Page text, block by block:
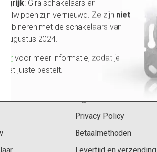
Algemene voorwaarden
Privacy Policy
Betaalmethoden
Levertijd en verzending
: Gira schakelaars en
zijn vernieuwd. Ze zijn niet
met de schakelaars van
augustus 2024.
hier voor meer informatie, zodat je
het juiste bestelt.